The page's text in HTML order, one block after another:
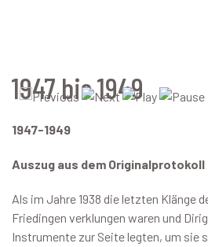
1947 bis 1949
1947-1949
Auszug aus dem Originalprotokoll
Als im Jahre 1938 die letzten Klänge
Friedingen verklungen waren und
Instrumente zur Seite legten, um sie